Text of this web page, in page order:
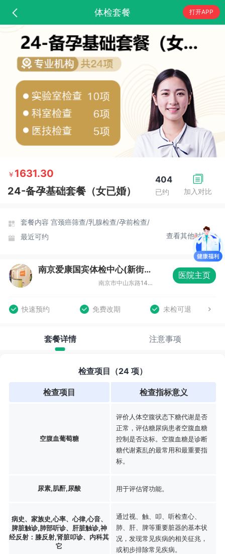
体检套餐 打开APP
加入对比
404
已约
￥ 1631.30
24-备孕基础套餐（女已婚）
套餐内容 宫颈癌筛查/乳腺检查/孕前检查/
最近可约
查看其他时间
南京爱康国宾体检中心(新街口分院)
南京市中山东路145号全民健身中心19F
医院主页
快速预约 免费改期 未检可退
套餐详情 注意事项
检查项目（24 项）
检查项目 检查指标意义
空腹血葡萄糖
评价人体空腹状态下糖代谢是否
正常，评估糖尿病患者空腹血糖
控制是否达标。空腹血糖是诊断
糖代谢紊乱的最常用和最重要指
标。
尿素,肌酐,尿酸 用于评估肾功能。
病史、家族史,心率、心律,心音、
脾脏触诊,肺部听诊、肝脏触诊,神
经反射：膝反射,肾脏叩诊、内科其
它
通过视、触、叩、听检查心、
肺、肝、脾等重要脏器的基本状
况，发现常见疾病的相关征兆，
或初步排除常见疾病。